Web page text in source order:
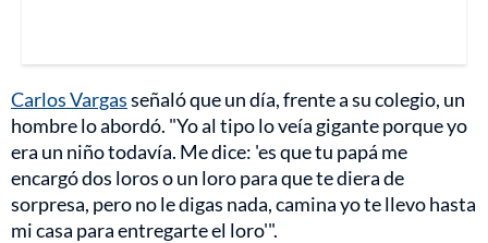
Carlos Vargasseñaló que un día, frente a su colegio, un
hombre lo abordó. "Yo al tipo lo veía gigante porque yo
era un niño todavía. Me dice: 'es que tu papá me
encargó dos loros o un loro para que te diera de
sorpresa, pero no le digas nada, camina yo te llevo hasta
mi casa para entregarte el loro'".